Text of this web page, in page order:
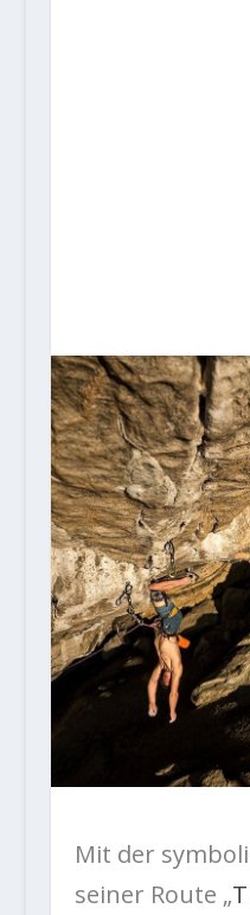
Mit der
seiner Route „